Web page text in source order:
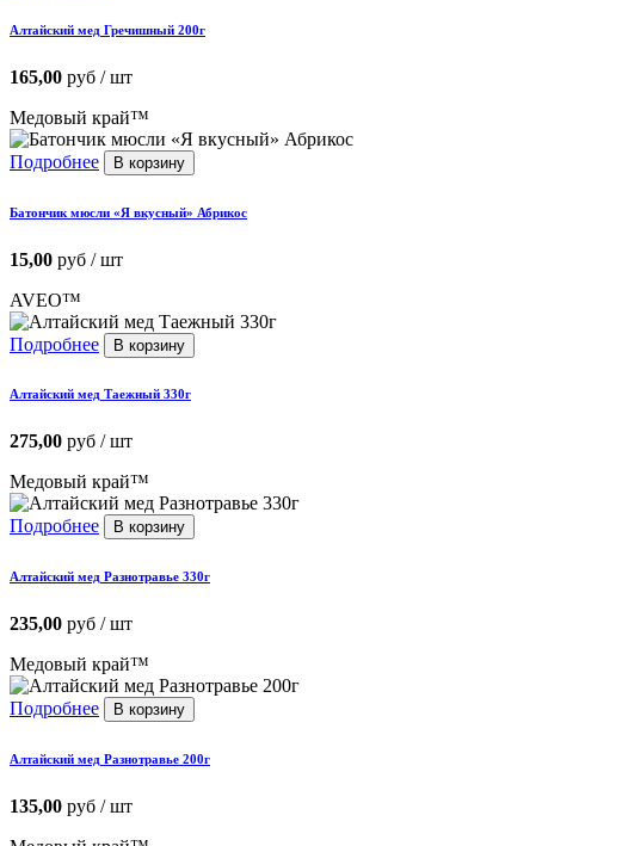
Алтайский мед Гречишный 200г
165,00 руб / шт
Медовый край™
Подробнее В корзину
Батончик мюсли «Я вкусный» Абрикос
15,00 руб / шт
AVEO™
Подробнее В корзину
Алтайский мед Таежный 330г
275,00 руб / шт
Медовый край™
Подробнее В корзину
Алтайский мед Разнотравье 330г
235,00 руб / шт
Медовый край™
Подробнее В корзину
Алтайский мед Разнотравье 200г
135,00 руб / шт